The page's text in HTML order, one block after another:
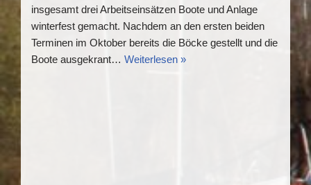
insgesamt drei Arbeitseinsätzen Boote und Anlage
winterfest gemacht. Nachdem an den ersten beiden
Terminen im Oktober bereits die Böcke gestellt und die
Boote ausgekrant… Weiterlesen »